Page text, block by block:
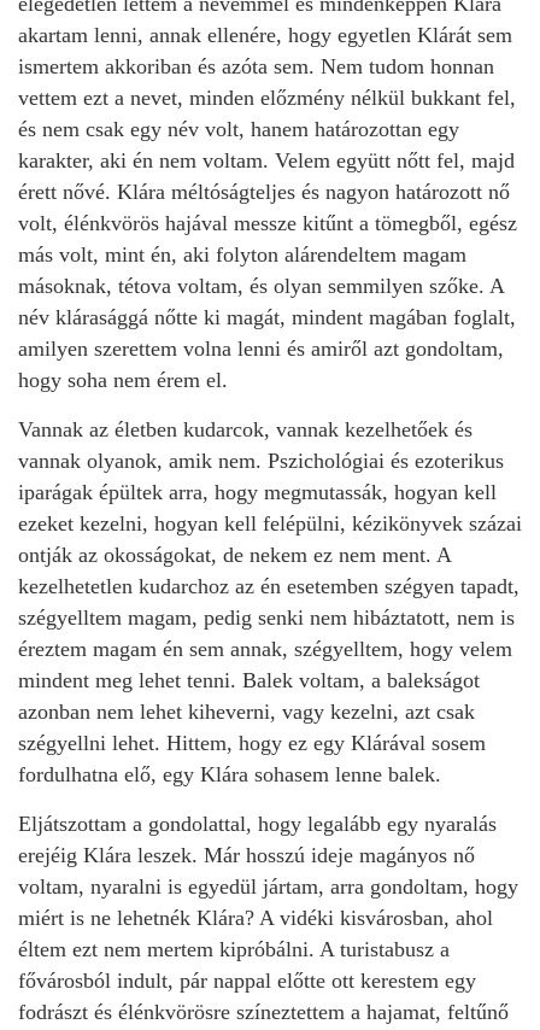
akartam lenni, annak ellenére, hogy egyetlen Klárát sem
ismertem akkoriban és azóta sem. Nem tudom honnan
vettem ezt a nevet, minden előzmény nélkül bukkant fel,
és nem csak egy név volt, hanem határozottan egy
karakter, aki én nem voltam. Velem együtt nőtt fel, majd
érett nővé. Klára méltóságteljes és nagyon határozott nő
volt, élénkvörös hajával messze kitűnt a tömegből, egész
más volt, mint én, aki folyton alárendeltem magam
másoknak, tétova voltam, és olyan semmilyen szőke. A
név klárasággá nőtte ki magát, mindent magában foglalt,
amilyen szerettem volna lenni és amiről azt gondoltam,
hogy soha nem érem el.
Vannak az életben kudarcok, vannak kezelhetőek és
vannak olyanok, amik nem. Pszichológiai és ezoterikus
iparágak épültek arra, hogy megmutassák, hogyan kell
ezeket kezelni, hogyan kell felépülni, kézikönyvek százai
ontják az okosságokat, de nekem ez nem ment. A
kezelhetetlen kudarchoz az én esetemben szégyen tapadt,
szégyelltem magam, pedig senki nem hibáztatott, nem is
éreztem magam én sem annak, szégyelltem, hogy velem
mindent meg lehet tenni. Balek voltam, a balekságot
azonban nem lehet kiheverni, vagy kezelni, azt csak
szégyellni lehet. Hittem, hogy ez egy Klárával sosem
fordulhatna elő, egy Klára sohasem lenne balek.
Eljátszottam a gondolattal, hogy legalább egy nyaralás
erejéig Klára leszek. Már hosszú ideje magányos nő
voltam, nyaralni is egyedül jártam, arra gondoltam, hogy
miért is ne lehetnék Klára? A vidéki kisvárosban, ahol
éltem ezt nem mertem kipróbálni. A turistabusz a
fővárosból indult, pár nappal előtte ott kerestem egy
fodrászt és élénkvörösre színeztettem a hajamat, feltűnő